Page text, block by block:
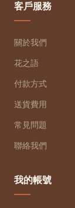
客戶服務
關於我們
花之語
付款方式
送貨費用
常見問題
聯絡我們
我的帳號